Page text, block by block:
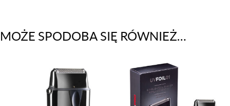
MOŻE SPODOBA SIĘ RÓWNIEŻ…